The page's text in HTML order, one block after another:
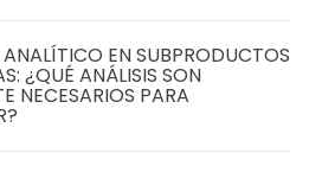
EN SUBPRODUCTOS
¿QUÉ ANÁLISIS SON
NECESARIOS PARA